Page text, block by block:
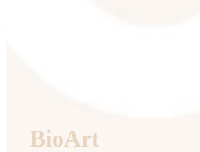
BioArt